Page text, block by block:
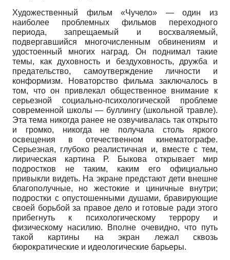
Художественный фильм «Чучело» — один из
наиболее проблемных фильмов переходного
периода, запрещаемый и восхваляемый,
подвергавшийся многочисленным обвинениям и
удостоенный многих наград. Он поднимал такие
темы, как духовность и бездуховность, дружба и
предательство, самоутверждение личности и
конформизм. Новаторство фильма заключалось в
том, что он привлекал общественное внимание к
серьезной социально-психологической проблеме
современной школы — буллингу (школьной травле).
Эта тема никогда ранее не озвучивалась так открыто
и громко, никогда не получала столь яркого
освещения в отечественном кинематографе.
Серьезная, глубоко реалистичная и, вместе с тем,
лирическая картина Р. Быкова открывает мир
подростков не таким, каким его официально
привыкли видеть. На экране предстают дети внешне
благополучные, но жестокие и циничные внутри;
подростки с опустошенными душами, бравирующие
своей борьбой за правое дело и готовые ради этого
прибегнуть к психологическому террору и
физическому насилию. Вполне очевидно, что путь
такой картины на экран лежал сквозь
бюрократические и идеологические барьеры.